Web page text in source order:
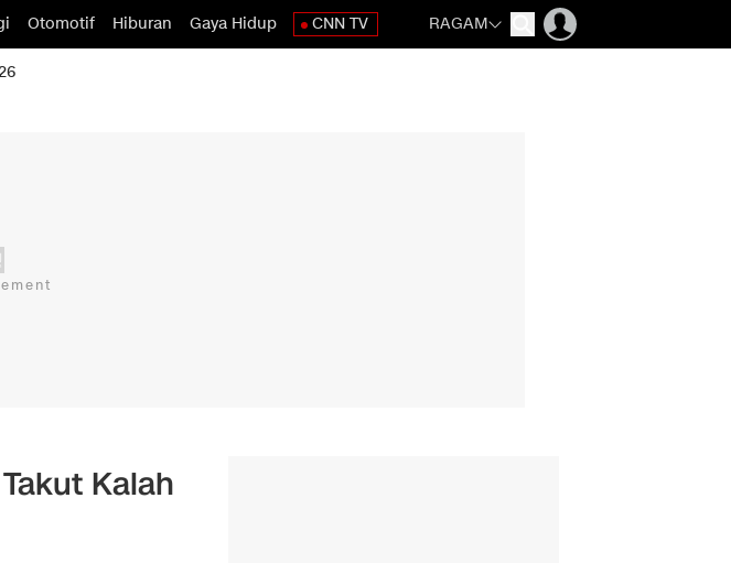
Otomotif Hiburan Gaya Hidup CNN TV RAGAM
Kalah